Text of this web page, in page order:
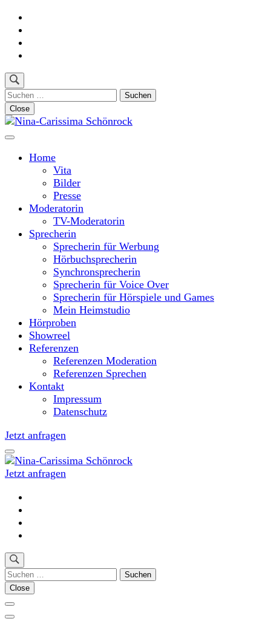
Skip
content
(Press
Suchen
nach:
Close
Nina-Carissima Schönrock
Home
Vita
Bilder
Presse
Moderatorin
TV-Moderatorin
Sprecherin
Sprecherin für Werbung
Hörbuchsprecherin
Synchronsprecherin
Sprecherin für Voice Over
Sprecherin für Hörspiele und Games
Mein Heimstudio
Hörproben
Showreel
Referenzen
Referenzen Moderation
Referenzen Sprechen
Kontakt
Impressum
Datenschutz
Jetzt anfragen
Nina-Carissima Schönrock
Jetzt anfragen
Suchen
nach:
Close